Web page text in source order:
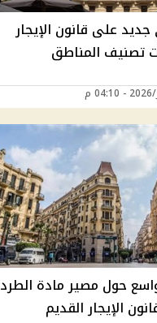
على قانون الإيجار
تصنيف المناطق
حول مصير مادة الطرد
الإيجار القديم